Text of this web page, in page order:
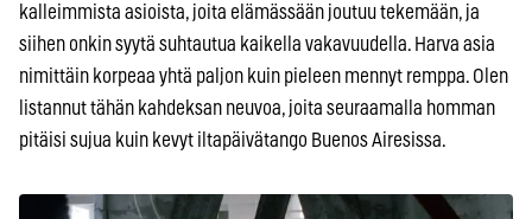
kalleimmista asioista, joita elämässään joutuu tekemään, ja
siihen onkin syytä suhtautua kaikella vakavuudella. Harva asia
nimittäin korpeaa yhtä paljon kuin pieleen mennyt remppa. Olen
listannut tähän kahdeksan neuvoa, joita seuraamalla homman
pitäisi sujua kuin kevyt iltapäivätango Buenos Airesissa.